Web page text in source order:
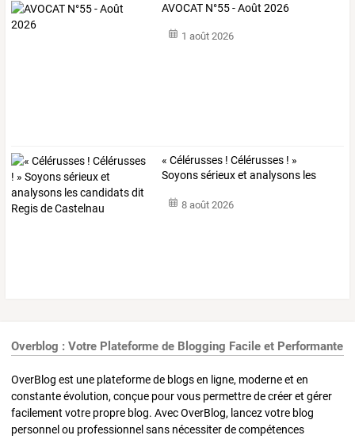
AVOCAT N°55 - Août 2026
1 août 2026
« Célérusses ! Célérusses ! »
Soyonssérieuxet analysons les
8 août 2026
Overblog : Votre Plateforme de Blogging Facile et Performante
OverBlog est une plateforme de blogs en ligne, moderne et en
constante évolution, conçue pour vous permettre de créer et gérer
facilement votre propre blog. Avec OverBlog, lancez votre blog
personnel ou professionnel sans nécessiter de compétences